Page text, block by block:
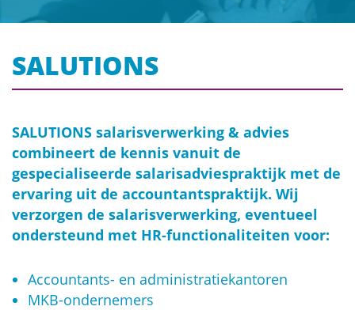
SALUTIONS
SALUTIONS salarisverwerking & advies
combineert de kennis vanuit de
gespecialiseerde salarisadviespraktijk met de
ervaring uit de accountantspraktijk. Wij
verzorgen de salarisverwerking, eventueel
ondersteund met HR-functionaliteiten voor:
Accountants- en administratiekantoren
MKB-ondernemers